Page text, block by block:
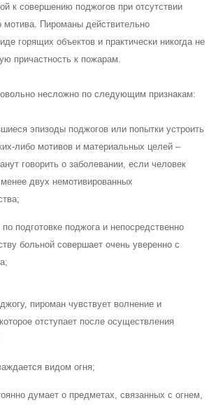
к совершению поджогов при отсутствии
мотива. Пироманы действительно
горящих объектов и практически никогда не
причастность к пожарам.
несложно по следующим признакам:
эпизоды поджогов или попытки устроить
либо мотивов и материальных целей –
говорить о заболевании, если человек
двух немотивированных
подготовке поджога и непосредственно
больной совершает очень уверенно с
пироман чувствует волнение и
отступает после осуществления
видом огня;
думает о предметах, связанных с огнем,